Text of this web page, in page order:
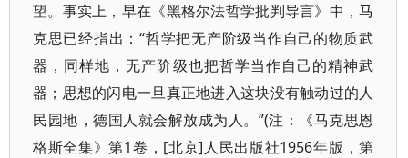
望。事实上，早在《黑格尔法哲学批判导言》中，马
克思已经指出：“哲学把无产阶级当作自己的物质武
器，同样地，无产阶级也把哲学当作自己的精神武
器；思想的闪电一旦真正地进入这块没有触动过的人
民园地，德国人就会解放成为人。”(注：《马克思恩
格斯全集》第1卷，[北京]人民出版社1956年版，第